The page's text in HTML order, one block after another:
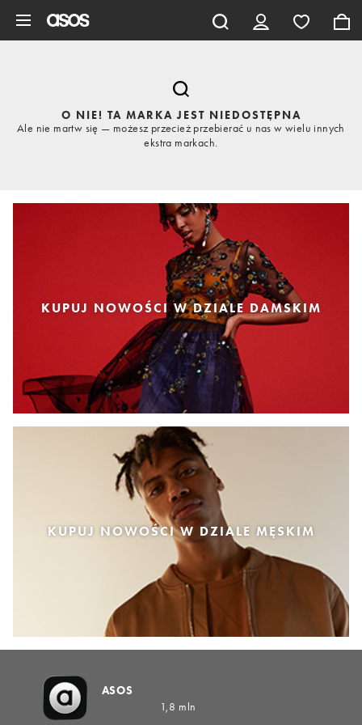
O NIE! TA MARKA JEST NIEDOSTĘPNA
Ale nie martw się — możesz przecież przebierać u nas w wielu innych
ekstra markach.
KUPUJ NOWOŚCI W DZIALE DAMSKIM
KUPUJ NOWOŚCI W DZIALE MĘSKIM
ASOS
1,8 mln